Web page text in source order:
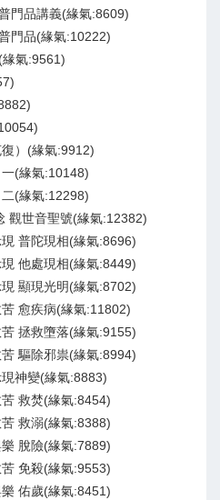
門品講義(緣氣:8609)
門品(緣氣:10222)
氣:9561)
）(緣氣:9912)
(緣氣:10148)
(緣氣:12298)
觀世音聖號(緣氣:12382)
普陀現相(緣氣:8696)
他處現相(緣氣:8449)
顯現光明(緣氣:8702)
愈疾病(緣氣:11802)
拯救墮落(緣氣:9155)
驅除邪祟(緣氣:8994)
神變(緣氣:8883)
救焚(緣氣:8454)
救溺(緣氣:8388)
脫險(緣氣:7889)
免殺(緣氣:9553)
佑歲(緣氣:8451)